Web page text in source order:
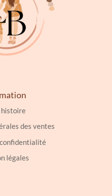
des ventes
légales